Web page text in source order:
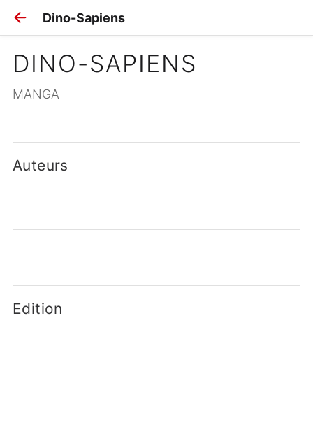
Dino-Sapiens
DINO-SAPIENS
MANGA
Auteurs
Edition